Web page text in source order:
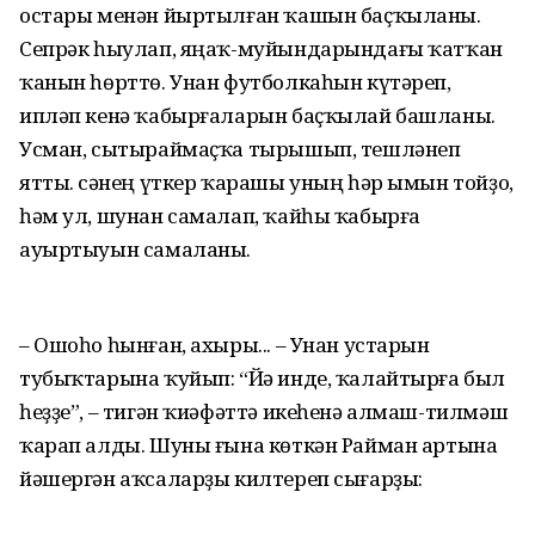
остары менән йыртылған ҡашын баҫҡыланы.
Сепрәк һыулап, яңаҡ-муйындарындағы ҡатҡан
ҡанын һөрттө. Унан футболкаһын күтәреп,
ипләп кенә ҡабырғаларын баҫҡылай башланы.
Усман, сытыраймаҫҡа тырышып, тешләнеп
ятты. Әсәнең үткер ҡарашы уның һәр ымын тойҙо,
һәм ул, шунан самалап, ҡайһы ҡабырға
ауыртыуын самаланы.
– Ошоһо һынған, ахыры... – Унан устарын
тубыҡтарына ҡуйып: “Йә инде, ҡалайтырға был
һеҙҙе”, – тигән ҡиәфәттә икеһенә алмаш-тилмәш
ҡарап алды. Шуны ғына көткән Райман артына
йәшергән аҡсаларҙы килтереп сығарҙы: